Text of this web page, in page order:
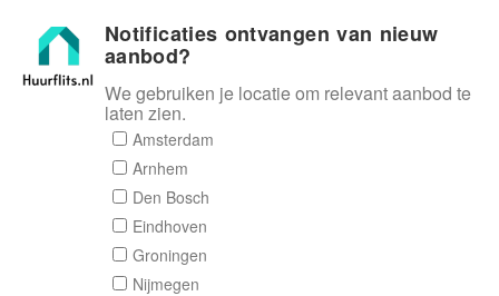
Huurflits
Reactieformulier
Huurflits
Notificaties ontvangen van nieuw
aanbod?
We gebruiken je locatie om relevant aanbod te
laten zien.
Amsterdam
Arnhem
Den Bosch
Eindhoven
Groningen
Nijmegen